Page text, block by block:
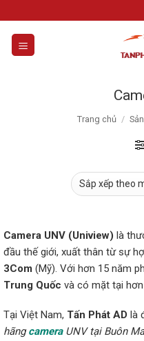
to
content
Trang chủ /
Camera UNV (Uniview) là
đầu thế giới, xuất thân từ sự
3Com (Mỹ). Với hơn 15 năm
Trung Quốc và có mặt tại hơn
Tại Việt Nam, Tấn Phát AD là
hãngcameraUNV tại Buôn